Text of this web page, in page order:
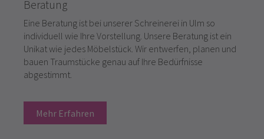
Beratung
Eine Beratung ist bei unserer Schreinerei in Ulm so
individuell wie Ihre Vorstellung. Unsere Beratung ist ein
Unikat wie jedes Möbelstück. Wir entwerfen, planen und
bauen Traumstücke genau auf Ihre Bedürfnisse
abgestimmt.
Mehr Erfahren